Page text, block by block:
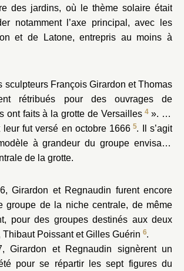
des jardins, où le thème solaire était
notamment l’axe principal, avec les
et de Latone, entrepris au moins à
sculpteurs François Girardon et Thomas
rétribués pour des ouvrages de
ont faits à la grotte de Versailles 4». Le
leur fut versé en octobre 1666 5. Il s’agit
à grandeurdu groupe envisagé
de la grotte.
Girardon et Regnaudin furent encore
groupe de la niche centrale, de même
pour des groupes destinés aux deux
Thibaut Poissant et Gilles Guérin 6.
Girardon et Regnaudin signèrent un
pour se répartir les sept figures du